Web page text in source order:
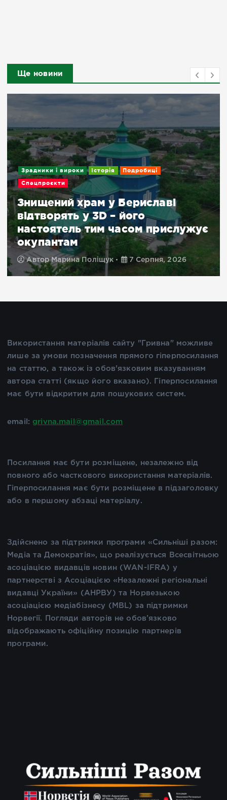
Ще новини
Зрадники і вироки Історія Подробиці
Спецпроєкти
Знищений храм у Бериславі
відтворять у 3D – його
настоятель тим часом прислужує
окупантам
Автор Марина Поліщук 7 Серпня, 2026
Використання матеріалів сайту "Гривна" можливе
лише за умови позначення прямого гіперпосилання
на статтю, а також із обов'язковим вказуванням
автора статті (якщо його вказано). Гіперпосилання
має бути відкритим для пошукових систем.
email: grivna.mail@gmail.com
Посилання має бути розміщене, незалежно від
повного або часткового використання матеріалів.
Гіперпосилання має бути розміщене в підзаголовку
або в першому абзаці матеріалу.
Здійснено за підтримки програми «Сильніші разом:
Медіа та Демократія», що реалізується Всесвітньою
асоціацією видавців новин (WAN-IFRA) у
партнерстві з Асоціацією «Незалежні регіональні
видавці України» (АНРВУ) та Норвезькою
асоціацією медіабізнесу (MBL) за підтримки
Норвегії. Погляди авторів не обов’язково
відображають офіційну позицію партнерів
програми.